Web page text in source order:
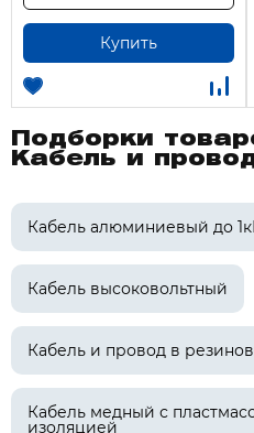
Купить
Подборки
Кабель и
Кабель алюминиевый до
Кабель высоковольтный
Кабель и провод в
Кабель медный с
изоляцией